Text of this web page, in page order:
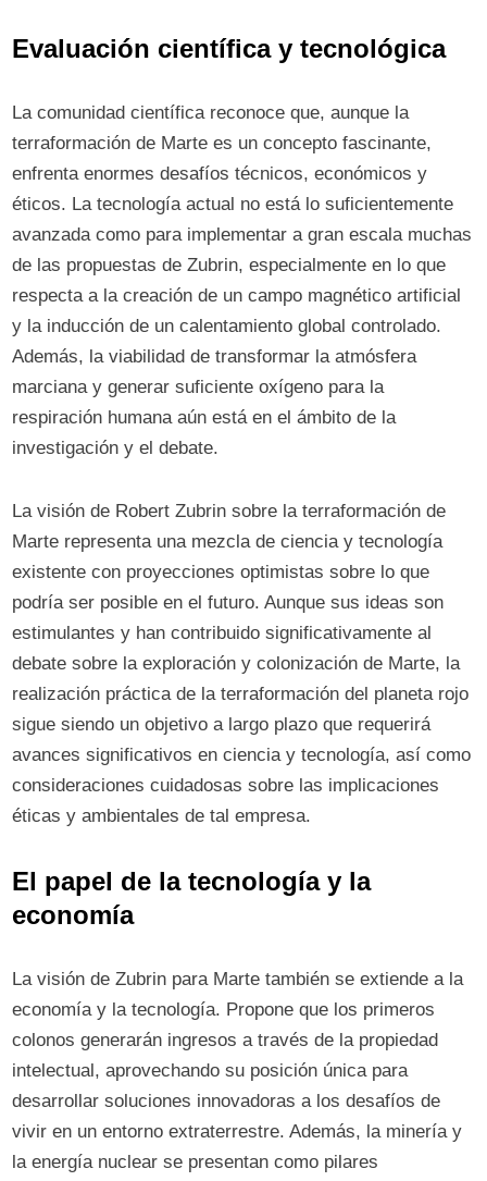
Evaluación científica y tecnológica
La comunidad científica reconoce que, aunque la
terraformación de Marte es un concepto fascinante,
enfrenta enormes desafíos técnicos, económicos y
éticos. La tecnología actual no está lo suficientemente
avanzada como para implementar a gran escala muchas
de las propuestas de Zubrin, especialmente en lo que
respecta a la creación de un campo magnético artificial
y la inducción de un calentamiento global controlado.
Además, la viabilidad de transformar la atmósfera
marciana y generar suficiente oxígeno para la
respiración humana aún está en el ámbito de la
investigación y el debate.
La visión de Robert Zubrin sobre la terraformación de
Marte representa una mezcla de ciencia y tecnología
existente con proyecciones optimistas sobre lo que
podría ser posible en el futuro. Aunque sus ideas son
estimulantes y han contribuido significativamente al
debate sobre la exploración y colonización de Marte, la
realización práctica de la terraformación del planeta rojo
sigue siendo un objetivo a largo plazo que requerirá
avances significativos en ciencia y tecnología, así como
consideraciones cuidadosas sobre las implicaciones
éticas y ambientales de tal empresa.
El papel de la tecnología y la
economía
La visión de Zubrin para Marte también se extiende a la
economía y la tecnología. Propone que los primeros
colonos generarán ingresos a través de la propiedad
intelectual, aprovechando su posición única para
desarrollar soluciones innovadoras a los desafíos de
vivir en un entorno extraterrestre. Además, la minería y
la energía nuclear se presentan como pilares